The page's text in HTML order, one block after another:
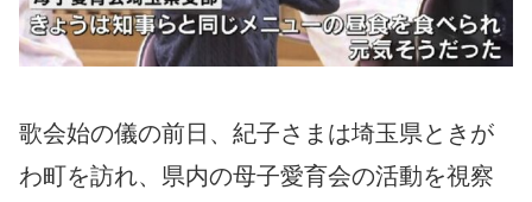
歌会始の儀の前日、紀子さまは埼玉県ときが
わ町を訪れ、県内の母子愛育会の活動を視察